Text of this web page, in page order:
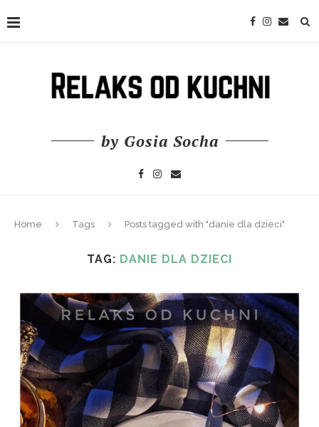
by Gosia Socha
Home Tags Posts tagged with "danie dla dzieci"
TAG: DANIE DLA DZIECI